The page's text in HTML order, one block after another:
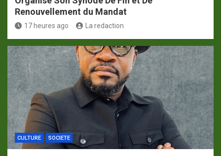
Renouvellement du Mandat
17 heures ago La redaction
CULTURE SOCIETE